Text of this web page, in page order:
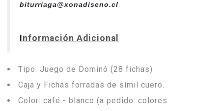
biturriaga@xonadiseno.cl
nformación Adicional
Tipo: Juego de Dominó (28 fichas)
Caja y Fichas forradas de símil cuero.
Color: café - blanco (a pedido: colores